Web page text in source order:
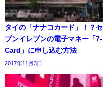
タイの「ナナコカード」！？セ
ブンイレブンの電子マネー「7-
Card」に申し込む方法
2017年11月3日